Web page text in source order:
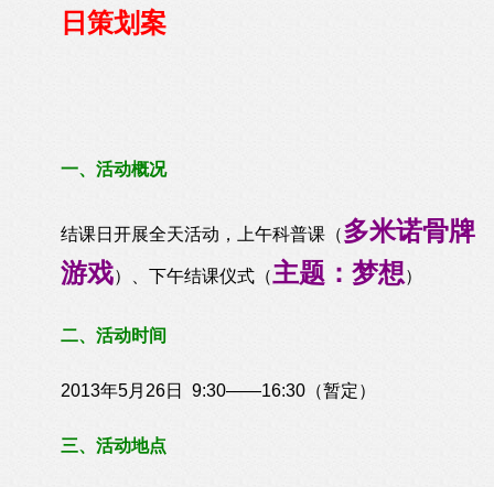
日策划案
一、活动概况
结课日开展全天活动，上午科普课（多米诺骨牌
游戏）、下午结课仪式（主题：梦想）
二、活动时间
2013年5月26日 9:30——16:30（暂定）
三、活动地点